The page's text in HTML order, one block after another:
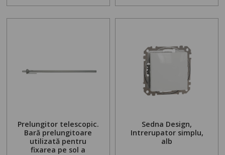
Prelungitor telescopic.
Bară prelungitoare
utilizată pentru
fixarea pe sol a
Sedna Design,
Intrerupator simplu,
alb